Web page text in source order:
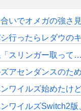
でオメガの強さ見せら
らレダウのキーホルダー
って…猟虫強化して…エキス取っ
のためにPS5pro買おうとしたら
イルズ始めたけど普
ワイルズSwitch2版